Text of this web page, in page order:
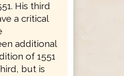
His third
a critical
additional
of 1551
but is